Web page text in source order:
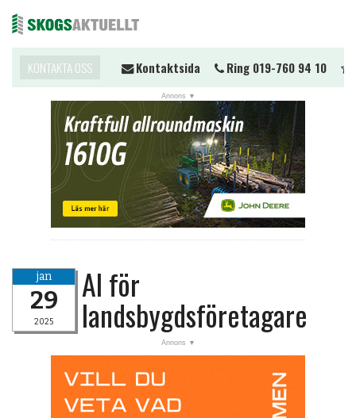
KONTAKTA OSS
du komma i kontakt? Kontaktsida Ring 019-760 94 10
jan
29
2025
AI för
landsbygdsföretagare